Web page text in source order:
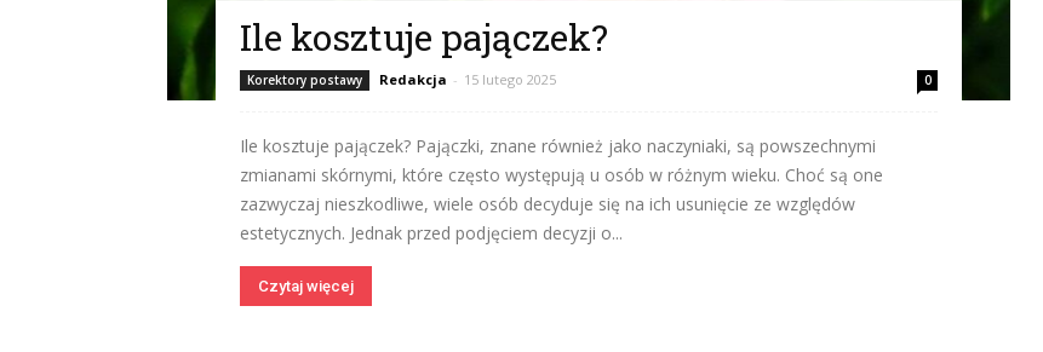
Ile kosztuje pajączek?
Korektory postawy Redakcja - 15 lutego 2025 0
Ile kosztuje pajączek? Pajączki, znane również jako naczyniaki, są powszechnymi
zmianami skórnymi, które często występują u osób w różnym wieku. Choć są one
zazwyczaj nieszkodliwe, wiele osób decyduje się na ich usunięcie ze względów
estetycznych. Jednak przed podjęciem decyzji o...
Czytaj więcej